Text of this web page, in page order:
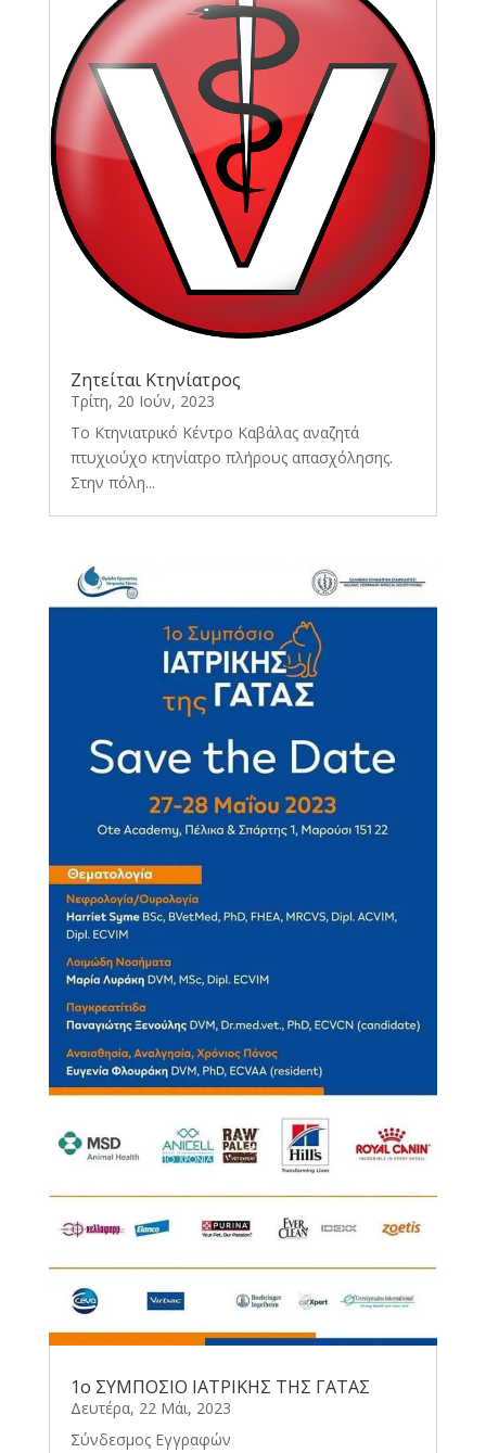
Ζητείται Κτηνίατρος
Τρίτη, 20 Ιούν, 2023
Το Κτηνιατρικό Κέντρο Καβάλας αναζητά
πτυχιούχο κτηνίατρο πλήρους απασχόλησης.
Στην πόλη...
1o ΣΥΜΠΟΣΙΟ ΙΑΤΡΙΚΗΣ ΤΗΣ ΓΑΤΑΣ
Δευτέρα, 22 Μάι, 2023
Σύνδεσμος Εγγραφών